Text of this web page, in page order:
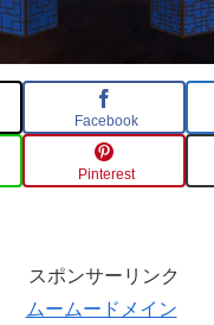
Facebook
Pinterest
スポンサーリンク
ムームードメイン